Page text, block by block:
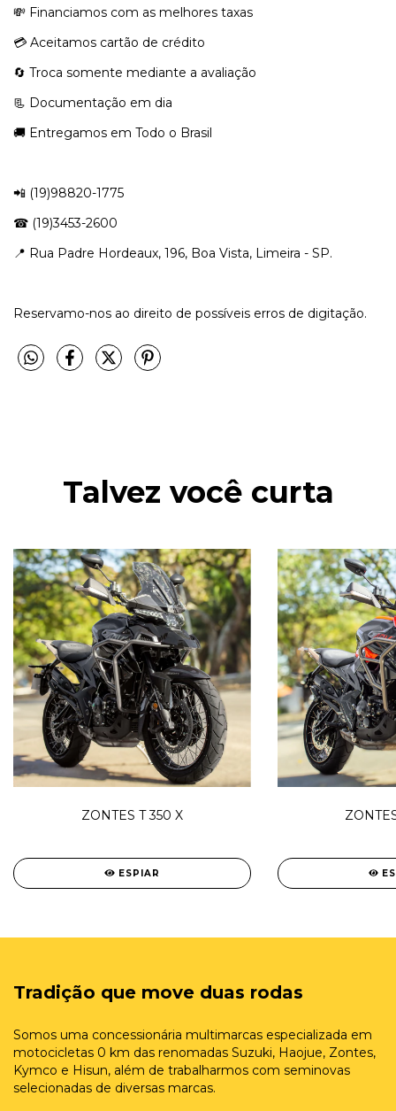
💸​ Financiamos com as melhores taxas
💳 Aceitamos cartão de crédito
🔄​ Troca somente mediante a avaliação
📃 Documentação em dia
🚚 Entregamos em Todo o Brasil
📲 ​(19)98820-1775⠀⠀⠀
☎ (19)3453-2600
📍 Rua Padre Hordeaux, 196, Boa Vista, Limeira - SP.
Reservamo-nos ao direito de possíveis erros de digitação.
Talvez você curta
ZONTES T 350 X
ESPIAR
Tradição que move duas rodas
Somos uma concessionária multimarcas especializada em
motocicletas 0 km das renomadas Suzuki, Haojue, Zontes,
Kymco e Hisun, além de trabalharmos com seminovas
selecionadas de diversas marcas.